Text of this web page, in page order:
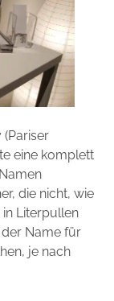
eine komplett
die nicht, wie
Literpullen
Name für
je nach